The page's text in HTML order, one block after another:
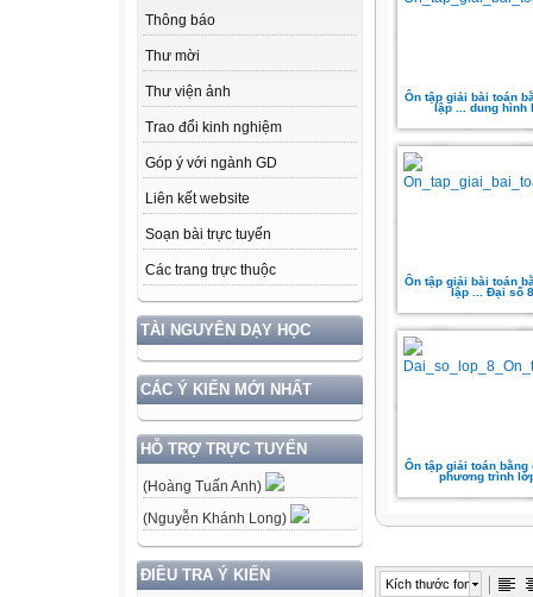
Thông báo
Thư mời
Thư viện ảnh
Trao đổi kinh nghiệm
Góp ý với ngành GD
Liên kết website
Soạn bài trực tuyến
Các trang trực thuộc
TÀI NGUYÊN DẠY HỌC
CÁC Ý KIẾN MỚI NHẤT
HỖ TRỢ TRỰC TUYẾN
(Hoàng Tuấn Anh)
(Nguyễn Khánh Long)
ĐIỀU TRA Ý KIẾN
Ôn tập giải bài toán
lập ... dung hình
Ôn tập giải bài toán
lập ... Đại số 8
Ôn tập giải toán bằng
phương trình
Kích thước font